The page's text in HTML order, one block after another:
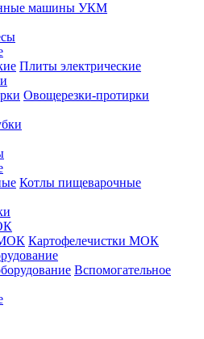
машины УКМ
Плиты электрические
Овощерезки-протирки
Котлы пищеварочные
Картофелечистки МОК
Вспомогательное